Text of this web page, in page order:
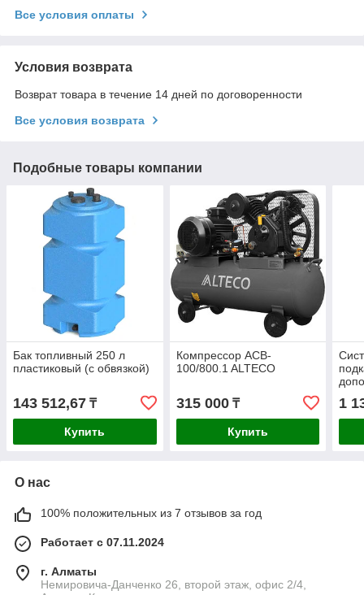
Все условия оплаты
Условия возврата
Возврат товара в течение 14 дней по договоренности
Все условия возврата
Подобные товары компании
Бак топливный 250 л
пластиковый (с обвязкой)
143 512,67 ₸
Купить
Компрессор ACB-
100/800.1 ALTECO
315 000₸
Купить
1
О нас
100% положительных из 7 отзывов за год
Работает с 07.11.2024
г. Алматы
Немировича-Данченко 26, второй этаж, офис 2/4,